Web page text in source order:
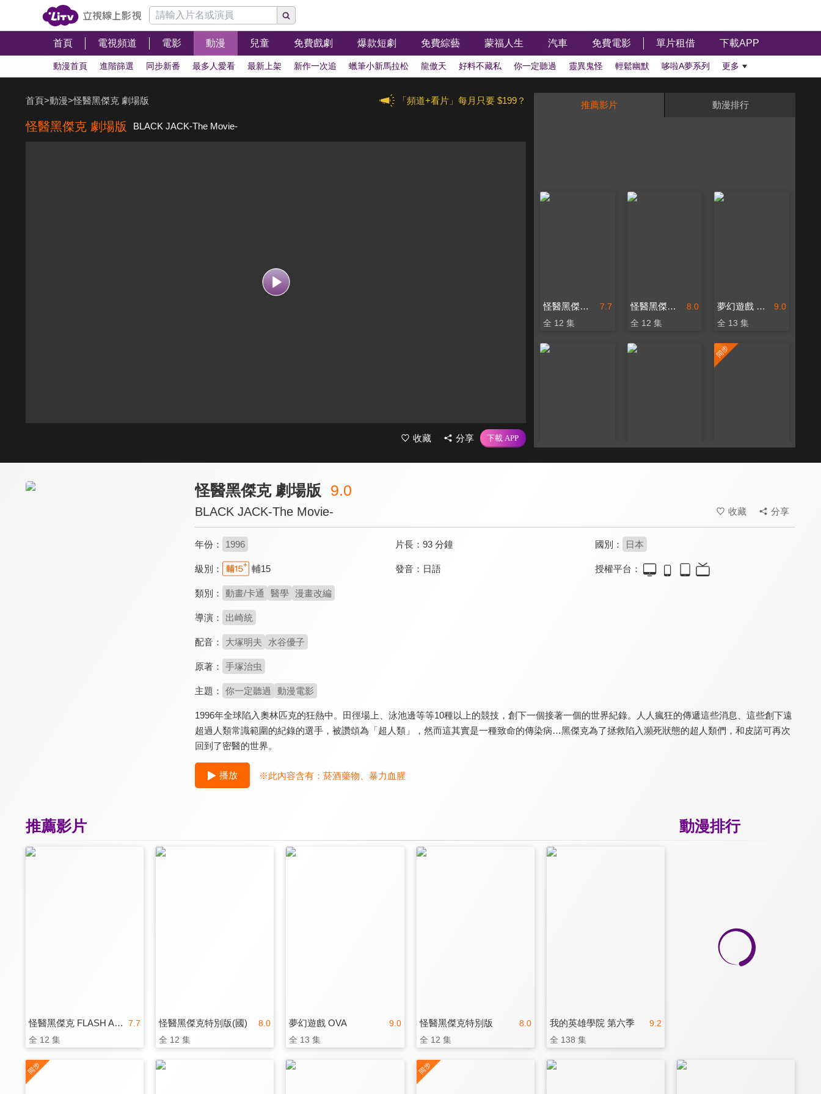
首頁 電視頻道 電影 動漫 兒童 免費戲劇 爆款短劇 免費綜藝 蒙福人生 汽車 免費電影 單片租借 下載APP
動漫首頁 進階篩選 同步新番 最多人愛看 最新上架 新作一次追 蠟筆小新馬拉松 龍傲天 好料不藏私 你一定聽過 靈異鬼怪 輕鬆幽默 哆啦A夢系列 更多
「頻道+看片」每月只要 $199？
首頁>動漫>怪醫黑傑克 劇場版
怪醫黑傑克 劇場版 BLACK JACK-The Movie-
收藏 分享
推薦影片 動漫排行
7.7
怪醫黑傑克 FLASH ANIME(中文版)
全 12 集
8.0
怪醫黑傑克特別版(國)
全 12 集
9.0
夢幻遊戲 OVA
全 13 集
怪醫黑傑克 劇場版 9.0
BLACK JACK-The Movie- 收藏 分享
年份： 1996 片長： 93 分鐘 國別： 日本
級別： 輔15 發音： 日語 授權平台：
類別： 動畫/卡通 醫學 漫畫改編
導演： 出崎統
配音： 大塚明夫 水谷優子
原著： 手塚治虫
主題： 你一定聽過 動漫電影
1996年全球陷入奧林匹克的狂熱中。田徑場上、泳池邊等等10種以上的競技，創下一個接著一個的世界紀錄。人人瘋狂的傳遞這些消息、這些創下遠
超過人類常識範圍的紀錄的選手，被讚頌為「超人類」，然而這其實是一種致命的傳染病…黑傑克為了拯救陷入瀕死狀態的超人類們，和皮諾可再次
回到了密醫的世界。
播放 ※此內容含有： 菸酒藥物 暴力血腥
動漫排行
推薦影片
7.7
怪醫黑傑克 FLASH ANIME(中文版)
全 12 集
8.0
怪醫黑傑克特別版(國)
全 12 集
9.0
夢幻遊戲 OVA
全 13 集
8.0
怪醫黑傑克特別版
全 12 集
9.2
我的英雄學院 第六季
全 138 集